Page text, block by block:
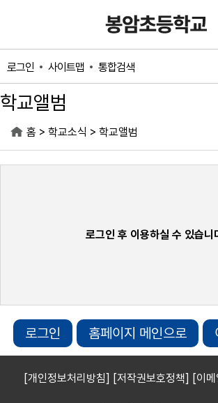
로그인 사이트맵 통합검색
학교앨범
홈 > 학교소식 > 학교앨범
로그인 후 이용하실 수 있습니
로그인 홈페이지 메인으로
[개인정보처리방침] [저작권보호정책] [이